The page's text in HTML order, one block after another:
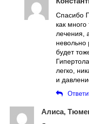
Спасибо
как
лечения,
невольно
будет
легко,
и
Алиса,